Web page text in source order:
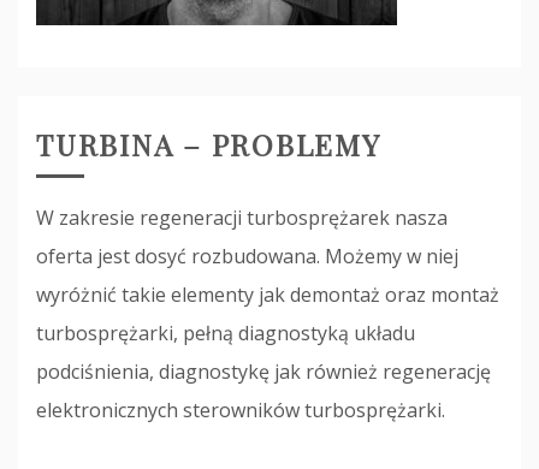
TURBINA – PROBLEMY
W zakresie regeneracji turbosprężarek nasza
oferta jest dosyć rozbudowana. Możemy w niej
wyróżnić takie elementy jak demontaż oraz montaż
turbosprężarki, pełną diagnostyką układu
podciśnienia, diagnostykę jak również regenerację
elektronicznych sterowników turbosprężarki.